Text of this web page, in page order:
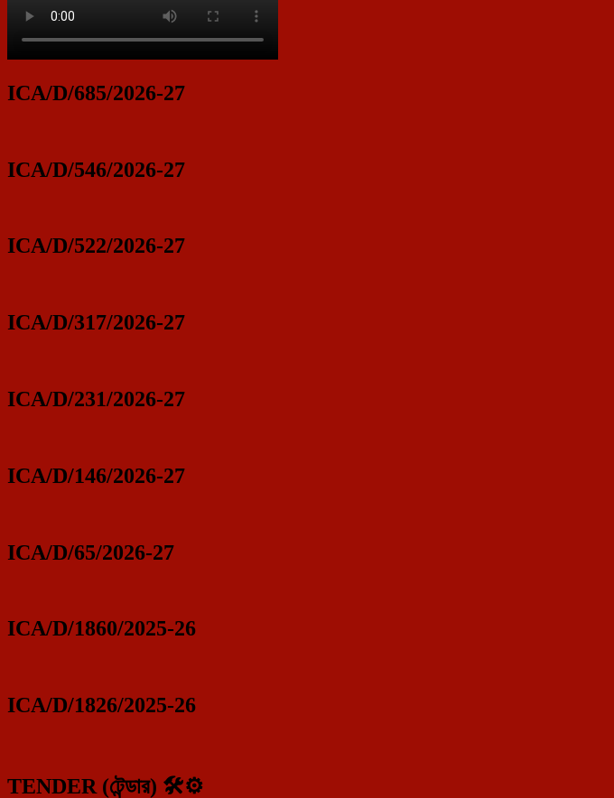
ICA/D/685/2026-27
ICA/D/546/2026-27
ICA/D/522/2026-27
ICA/D/317/2026-27
ICA/D/231/2026-27
ICA/D/146/2026-27
ICA/D/65/2026-27
ICA/D/1860/2025-26
ICA/D/1826/2025-26
TENDER (টেন্ডার) 🛠️⚙️